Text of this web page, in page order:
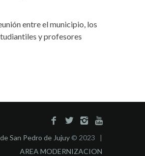
entre el municipio, los
y profesores
San Pedro de Jujuy © 2023 |
AREA MODERNIZACION